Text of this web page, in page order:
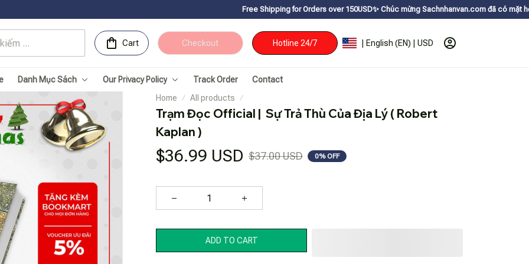
Free Shipping for Orders over 150USDㅤ✨ Chúc mừng Sachnhanvan.com đã có mặt hơn 200 quốc
Cart Checkout Hotline 24/7 | English (EN) | USD
Danh Mục Sách Our Privacy Policy Track Order
Contact
Home
All products
Trạm Đọc Official |  Sự Trả Thù Của Địa Lý ( Robert
Kaplan )
$36.99 USD $37.00 USD 0% OFF
ADD TO CART